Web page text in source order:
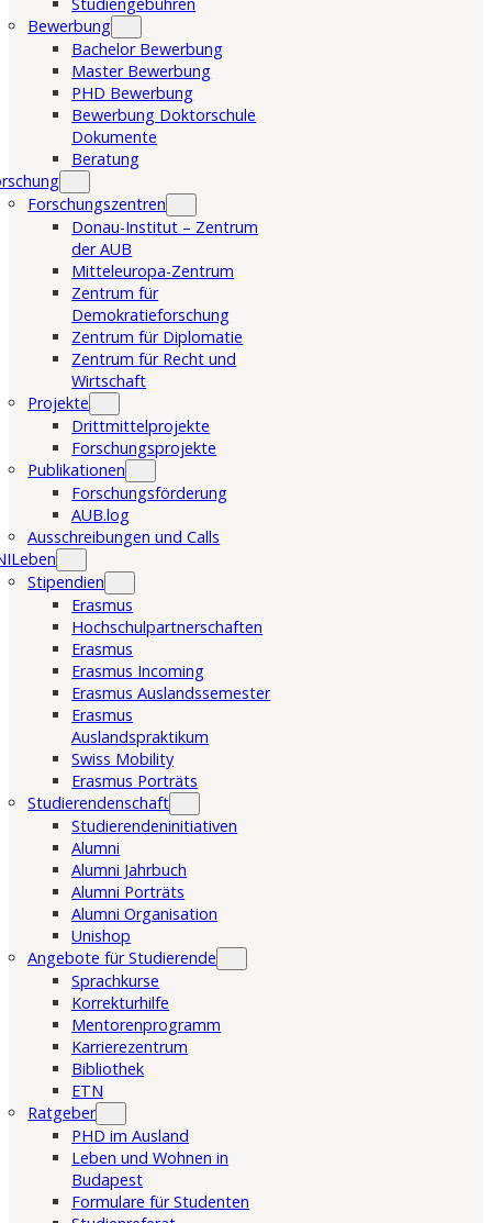
Bewerbung
Bachelor Bewerbung
Master Bewerbung
PHD Bewerbung
Bewerbung Doktorschule
Dokumente
Beratung
Forschungszentren
Donau-Institut – Zentrum
der AUB
Mitteleuropa-Zentrum
Zentrum für
Demokratieforschung
Zentrum für Diplomatie
Zentrum für Recht und
Wirtschaft
Projekte
Drittmittelprojekte
Forschungsprojekte
Publikationen
Forschungsförderung
AUB.log
Ausschreibungen und Calls
Stipendien
Erasmus
Hochschulpartnerschaften
Erasmus
Erasmus Incoming
Erasmus Auslandssemester
Erasmus
Auslandspraktikum
Swiss Mobility
Erasmus Porträts
Studierendenschaft
Studierendeninitiativen
Alumni
Alumni Jahrbuch
Alumni Porträts
Alumni Organisation
Unishop
Angebote für Studierende
Sprachkurse
Korrekturhilfe
Mentorenprogramm
Karrierezentrum
Bibliothek
ETN
Ratgeber
PHD im Ausland
Leben und Wohnen in
Budapest
Formulare für Studenten